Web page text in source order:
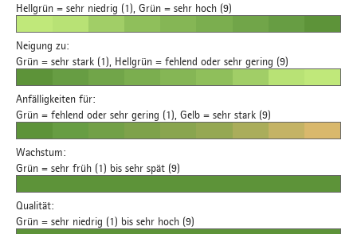
Hellgrün = sehr niedrig (1), Grün = sehr hoch (9)
Neigung zu:
Grün = sehr stark (1), Hellgrün = fehlend oder sehr gering (9)
Anfälligkeiten für:
Grün = fehlend oder sehr gering (1), Gelb = sehr stark (9)
Wachstum:
Grün = sehr früh (1) bis sehr spät (9)
Qualität:
Grün = sehr niedrig (1) bis sehr hoch (9)